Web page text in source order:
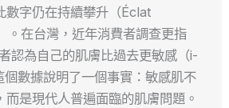
數字仍在持續攀升（Éclat
在台灣，近年消費者調查更指
認為自己的肌膚比過去更敏感（i-
數據說明了一個事實：敏感肌不
是現代人普遍面臨的肌膚問題。